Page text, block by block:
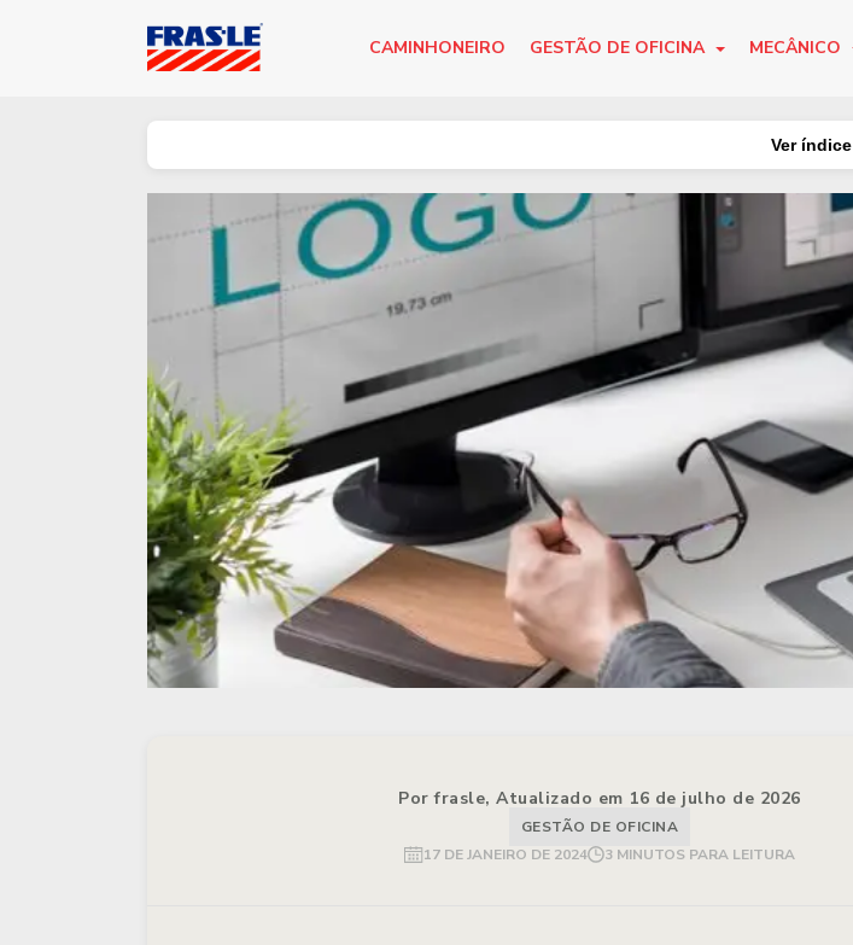
CAMINHONEIRO GESTÃO DE OFICINA MECÂNICO
Ver índice
Por frasle, Atualizado em 16 de julho de 2026
GESTÃO DE OFICINA
17 DE JANEIRO DE 2024
3 MINUTOS PARA LEITURA